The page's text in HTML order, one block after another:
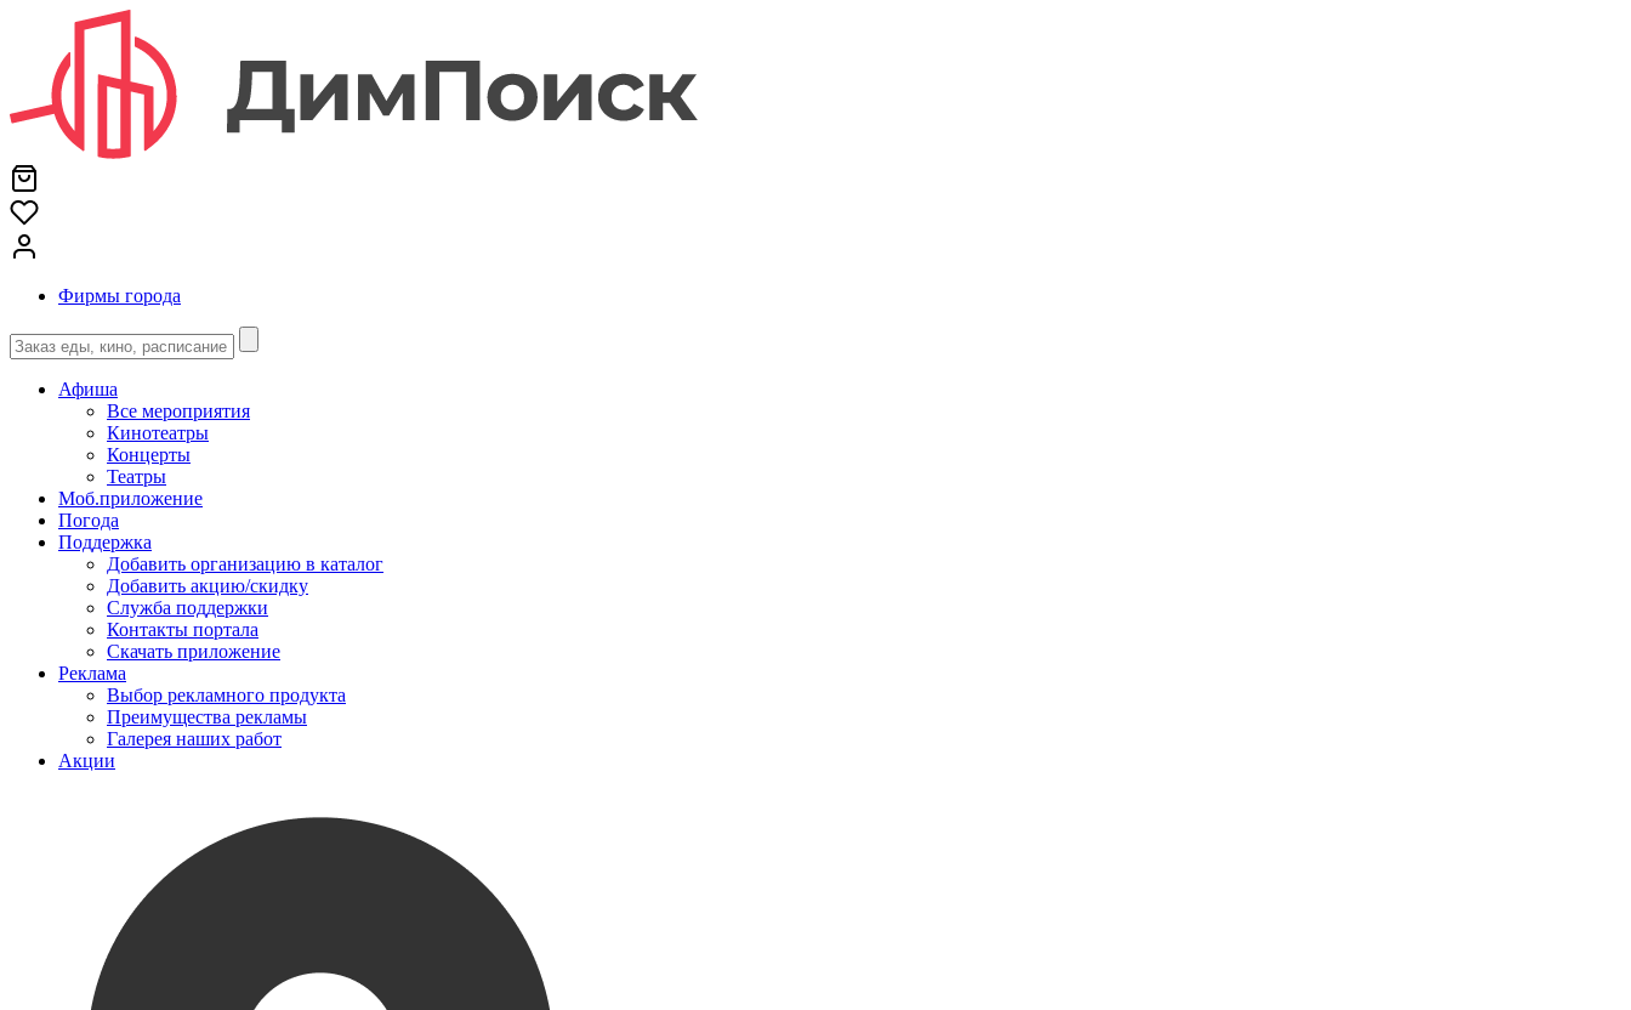
Фирмы города
Афиша
Все мероприятия
Кинотеатры
Концерты
Театры
Моб.приложение
Погода
Поддержка
Добавить организацию в каталог
Добавить акцию/скидку
Служба поддержки
Контакты портала
Скачать приложение
Реклама
Выбор рекламного продукта
Преимущества рекламы
Галерея наших работ
Акции